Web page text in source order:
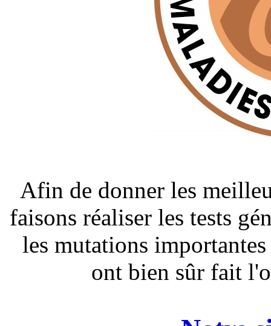
Afin de donner les
faisons réaliser les tests
les mutations
ont bien sûr fait